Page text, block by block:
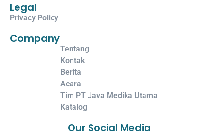
Legal
Privacy Policy
Tentang
Kontak
Berita
Acara
Tim PT Java Medika Utama
Katalog
Company
Our Social Media